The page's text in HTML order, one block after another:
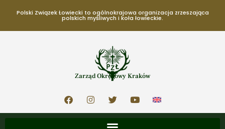
Polski Związek Łowiecki to ogólnokrajowa organizacja zrzeszająca
polskich myśliwych i koła łowieckie.
Zarząd Okręgowy Kraków